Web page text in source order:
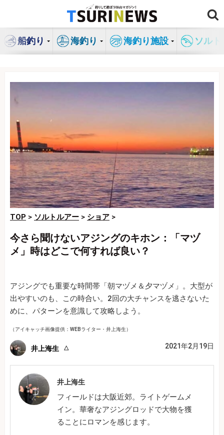
ン
船釣り 海釣り 海釣り施設 ソル
TOP > ソルトルアー > ショア >
今さら聞けないアジングのキホン：「マヅ
メ」時はどこで何すれば良い？
アジングでも重要な時間帯「朝マヅメ＆夕マヅメ」。大型が
出やすいのも、この時合い。2回の大チャンスを逃さないた
めに、パターンを意識して攻略しよう。
（アイキャッチ画像提供：WEBライター・井上海生）
井上海生 2021年2月19日
井上海生
フィールドは大阪近郊。ライトゲームメ
イン。華奢なアジングロッドで大物を獲
ることにロマンを感じます。